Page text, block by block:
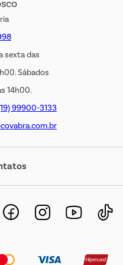
Salarial
sexta das
Sábados
14h00.
99900-3133